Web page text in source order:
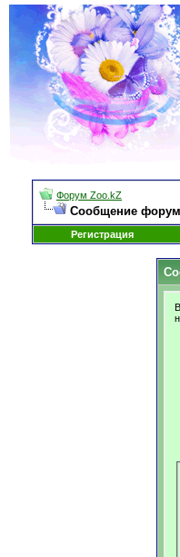
Форум Zoo.kZ
Сообщение
Регистрация